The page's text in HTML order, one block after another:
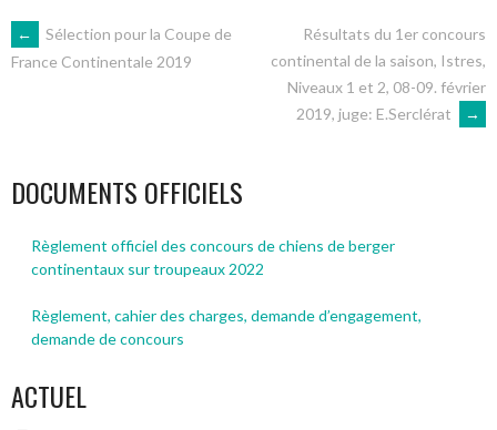
NAVIGATION
ARTICLES
←
Sélection pour la Coupe de
France Continentale 2019
Résultats du 1er concours
continental de la saison, Istres,
Niveaux 1 et 2, 08-09. février
2019, juge: E.Serclérat
→
DOCUMENTS OFFICIELS
Règlement officiel des concours de chiens de berger
continentaux sur troupeaux 2022
Règlement, cahier des charges, demande d’engagement,
demande de concours
ACTUEL